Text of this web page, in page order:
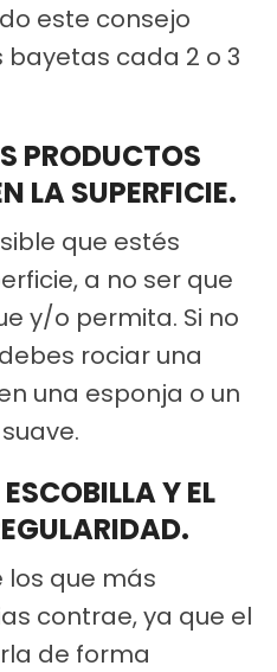
este consejo
cada 2 o 3
PRODUCTOS
LA SUPERFICIE.
que estés
a no ser que
y/o permita. Si no
rociar una
una esponja o un
Y EL
los que más
contrae, ya que el
de forma